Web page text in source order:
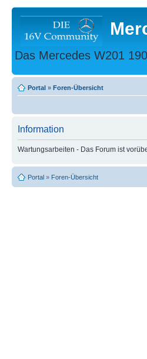
Das Mercedes W201
Portal » Foren-Übersicht
Information
Wartungsarbeiten - Das Forum ist
Portal » Foren-Übersicht